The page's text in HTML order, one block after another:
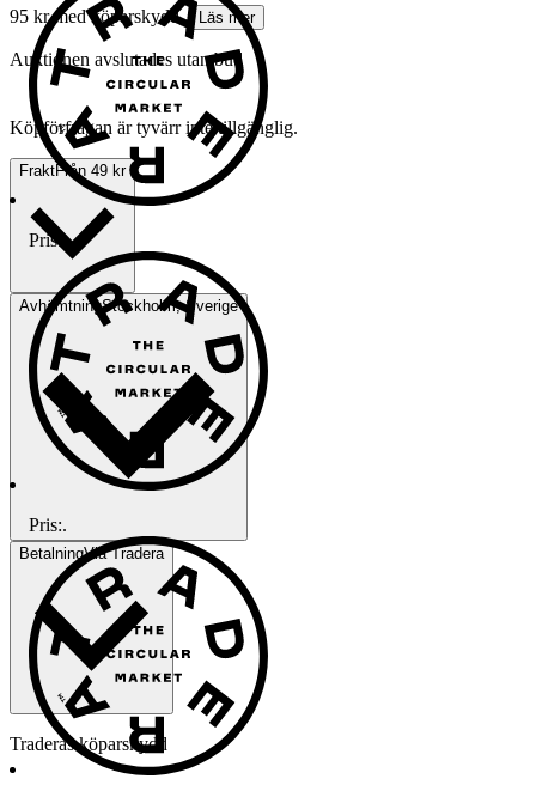
95 kr med köparskydd. Läs mer
Auktionen avslutades utan bud
Köpförfrågan är tyvärr inte tillgänglig.
FraktFrån 49 kr
AvhämtningStockholm, Sverige
BetalningVia Tradera
Traderas köparskydd
Pris: .
Pris:.